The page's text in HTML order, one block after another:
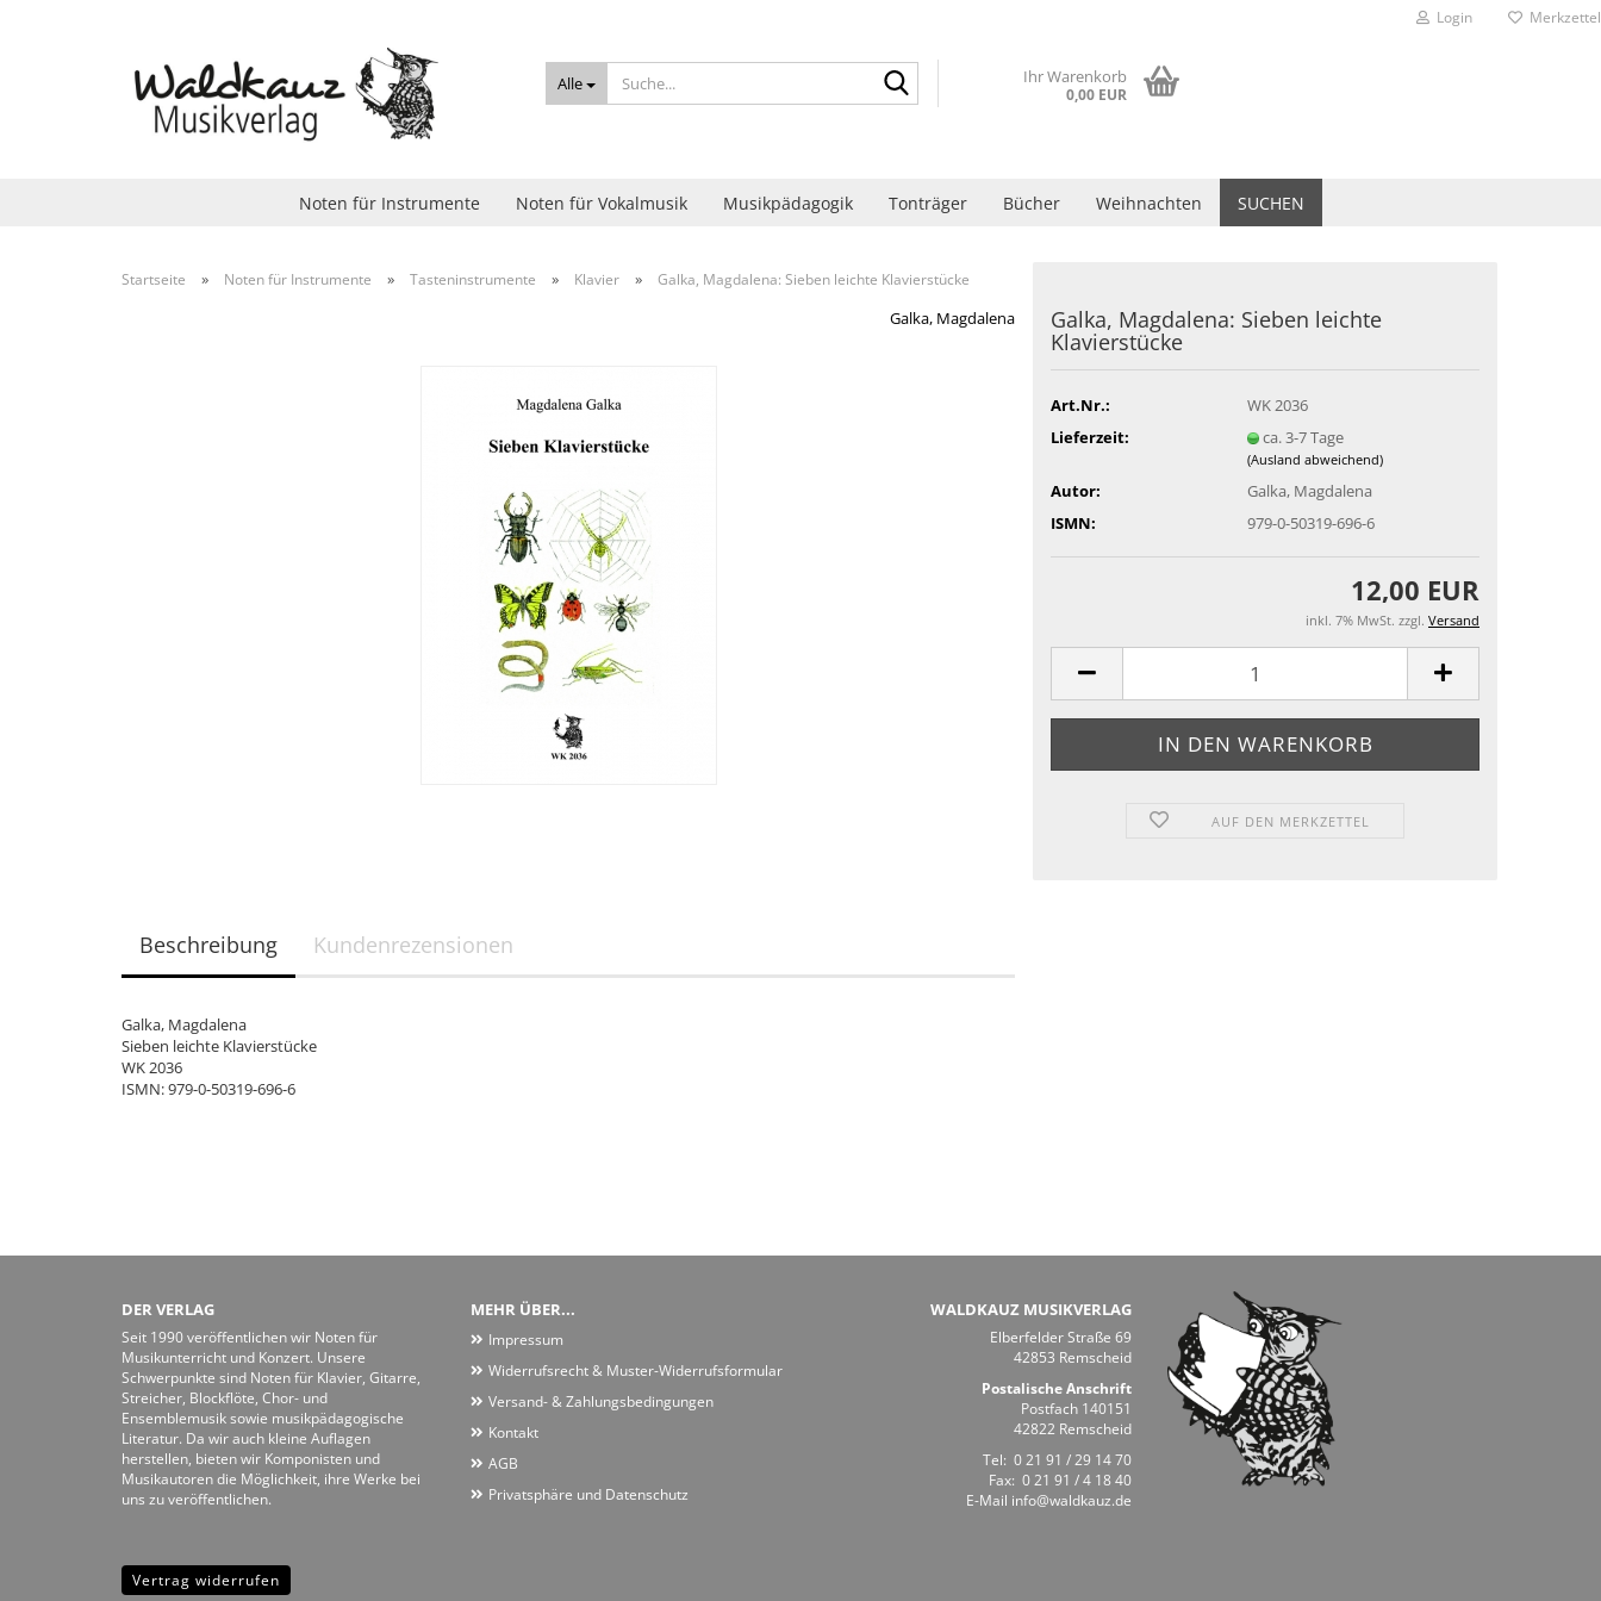
Login Merkzettel
Alle Ihr Warenkorb
0,00 EUR
Noten für Instrumente Noten für Vokalmusik Musikpädagogik Tonträger Bücher Weihnachten SUCHEN
Startseite » Noten für Instrumente » Tasteninstrumente » Klavier » Galka, Magdalena: Sieben leichte Klavierstücke
Galka, Magdalena Galka, Magdalena: Sieben leichte
Klavierstücke
Art.Nr.:
WK 2036
Lieferzeit:
ca. 3-7 Tage
(Ausland abweichend)
Autor:
Galka, Magdalena
ISMN:
979-0-50319-696-6
12,00 EUR
inkl. 7% MwSt. zzgl. Versand
AUF DEN MERKZETTEL
Beschreibung Kundenrezensionen
Galka, Magdalena
Sieben leichte Klavierstücke
WK 2036
ISMN: 979-0-50319-696-6
MEHR ÜBER...
Impressum
Widerrufsrecht & Muster-Widerrufsformular
Versand- & Zahlungsbedingungen
Kontakt
AGB
Privatsphäre und Datenschutz
WALDKAUZ MUSIKVERLAG
Elberfelder Straße 69
42853 Remscheid
Postalische Anschrift
Postfach 140151
42822 Remscheid
Tel: 0 21 91 / 29 14 70
Fax: 0 21 91 / 4 18 40
E-Mail info@waldkauz.de
DER VERLAG
Seit 1990 veröffentlichen wir Noten für
Musikunterricht und Konzert. Unsere
Schwerpunkte sind Noten für Klavier, Gitarre,
Streicher, Blockflöte, Chor- und
Ensemblemusik sowie musikpädagogische
Literatur. Da wir auch kleine Auflagen
herstellen, bieten wir Komponisten und
Musikautoren die Möglichkeit, ihre Werke bei
uns zu veröffentlichen.
Vertrag widerrufen